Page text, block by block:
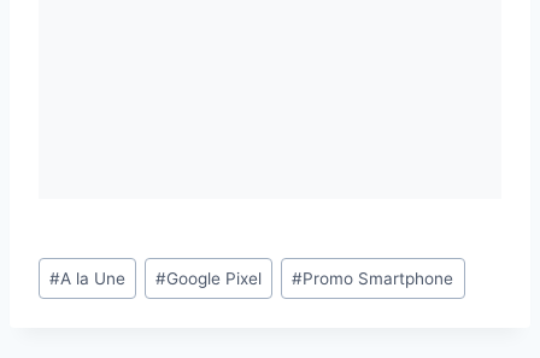
Étiquettes
de
#A la Une #Google Pixel #Promo Smartphone